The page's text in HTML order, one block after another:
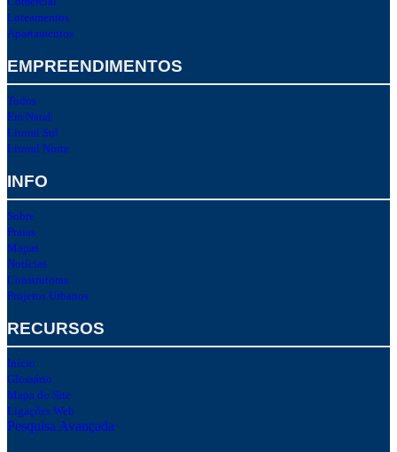
Loteamentos
Apartamentos
EMPREENDIMENTOS
Todos
Em Natal
Litoral Sul
Litoral Norte
INFO
Sobre
Praias
Mapas
Notícias
Construtoras
Projetos Urbanos
RECURSOS
Início
Glossário
Mapa do Site
Ligações Web
Pesquisa Avançada